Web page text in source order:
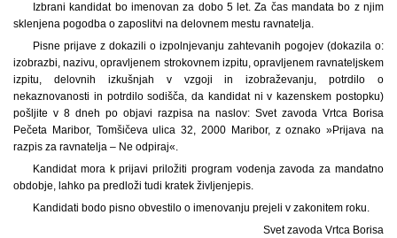
Izbrani kandidat bo imenovan za dobo 5 let. Za čas mandata bo z njim
sklenjena pogodba o zaposlitvi na delovnem mestu ravnatelja.
Pisne prijave z dokazili o izpolnjevanju zahtevanih pogojev (dokazila o:
izobrazbi, nazivu, opravljenem strokovnem izpitu, opravljenem ravnateljskem
izpitu, delovnih izkušnjah v vzgoji in izobraževanju, potrdilo o
nekaznovanosti in potrdilo sodišča, da kandidat ni v kazenskem postopku)
pošljite v 8 dneh po objavi razpisa na naslov: Svet zavoda Vrtca Borisa
Pečeta Maribor, Tomšičeva ulica 32, 2000 Maribor, z oznako »Prijava na
razpis za ravnatelja – Ne odpiraj«.
Kandidat mora k prijavi priložiti program vodenja zavoda za mandatno
obdobje, lahko pa predloži tudi kratek življenjepis.
Kandidati bodo pisno obvestilo o imenovanju prejeli v zakonitem roku.
Svet zavoda Vrtca Borisa